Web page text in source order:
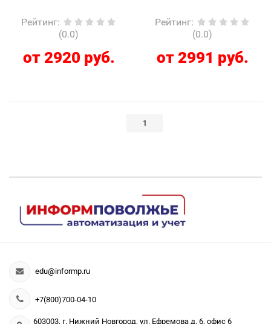
Рейтинг:
(0.0)
от 2920 руб.
Рейтинг:
(0.0)
от 2991 руб.
1
edu@informp.ru
+7(800)700-04-10
603003, г. Нижний Новгород, ул. Ефремова д. 6, офис 6